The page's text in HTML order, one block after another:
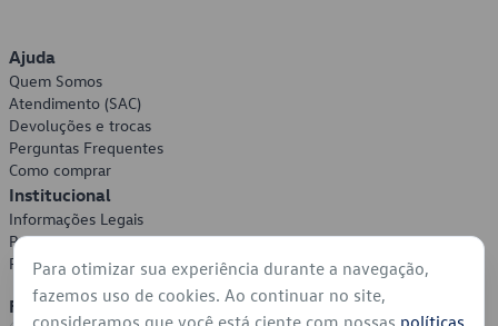
Ajuda
Quem Somos
Atendimento (SAC)
Devoluções e trocas
Perguntas Frequentes
Como comprar
Institucional
Informações Legais
Política de Privacidade
Política de Cookies
Formas de Pagamento
Para otimizar sua experiência durante a navegação,
fazemos uso de cookies. Ao continuar no site,
consideramos que você está ciente com nossas políticas